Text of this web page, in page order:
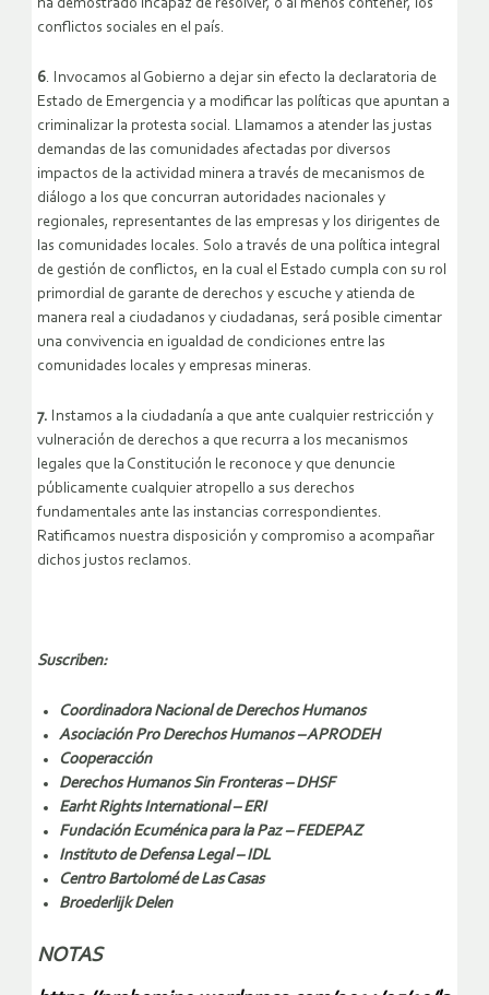
ha demostrado incapaz de resolver, o al menos contener, los
conflictos sociales en el país.
6. Invocamos al Gobierno a dejar sin efecto la declaratoria de
Estado de Emergencia y a modificar las políticas que apuntan a
criminalizar la protesta social. Llamamos a atender las justas
demandas de las comunidades afectadas por diversos
impactos de la actividad minera a través de mecanismos de
diálogo a los que concurran autoridades nacionales y
regionales, representantes de las empresas y los dirigentes de
las comunidades locales. Solo a través de una política integral
de gestión de conflictos, en la cual el Estado cumpla con su rol
primordial de garante de derechos y escuche y atienda de
manera real a ciudadanos y ciudadanas, será posible cimentar
una convivencia en igualdad de condiciones entre las
comunidades locales y empresas mineras.
7. Instamos a la ciudadanía a que ante cualquier restricción y
vulneración de derechos a que recurra a los mecanismos
legales que la Constitución le reconoce y que denuncie
públicamente cualquier atropello a sus derechos
fundamentales ante las instancias correspondientes.
Ratificamos nuestra disposición y compromiso a acompañar
dichos justos reclamos.
Suscriben:
Coordinadora Nacional de Derechos Humanos
Asociación Pro Derechos Humanos – APRODEH
Cooperacción
Derechos Humanos Sin Fronteras – DHSF
Earht Rights International – ERI
Fundación Ecuménica para la Paz – FEDEPAZ
Instituto de Defensa Legal – IDL
Centro Bartolomé de Las Casas
Broederlijk Delen
NOTAS